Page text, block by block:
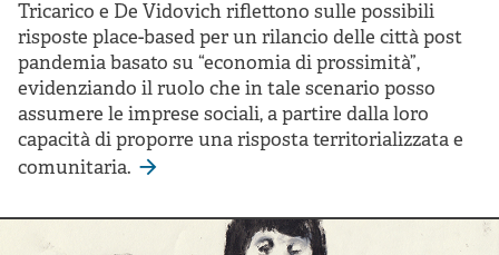
Tricarico e De Vidovich riflettono sulle possibili
risposte place-based per un rilancio delle città post
pandemia basato su “economia di prossimità”,
evidenziando il ruolo che in tale scenario posso
assumere le imprese sociali, a partire dalla loro
capacità di proporre una risposta territorializzata e
comunitaria.